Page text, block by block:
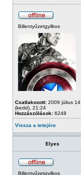
Billentyűzetgyilkos
Csatlakozott: 2009 július 14
(kedd), 21:24
Hozzászólások: 6248
Vissza a tetejére
Elyes
Billentyűzetgyilkos